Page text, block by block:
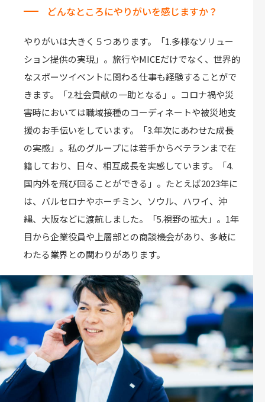
どんなところにやりがいを感じますか？
やりがいは大きく５つあります。「1.多様なソリュー
ション提供の実現」。旅行やMICEだけでなく、世界的
なスポーツイベントに関わる仕事も経験することがで
きます。「2.社会貢献の一助となる」。コロナ禍や災
害時においては職域接種のコーディネートや被災地支
援のお手伝いをしています。「3.年次にあわせた成長
の実感」。私のグループには若手からベテランまで在
籍しており、日々、相互成長を実感しています。「4.
国内外を飛び回ることができる」。たとえば2023年に
は、バルセロナやホーチミン、ソウル、ハワイ、沖
縄、大阪などに渡航しました。「5.視野の拡大」。1年
目から企業役員や上層部との商談機会があり、多岐に
わたる業界との関わりがあります。